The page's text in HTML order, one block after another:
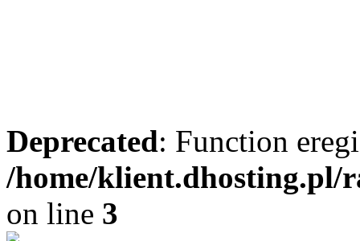
Deprecated: Function
/home/
on line 3